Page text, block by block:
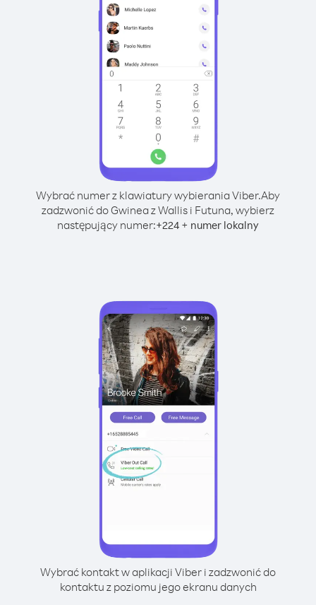
Wybrać numer z klawiatury wybierania Viber.Aby
zadzwonić do Gwinea z Wallis i Futuna, wybierz
następujący numer:+224 + numer lokalny
Wybrać kontakt w aplikacji Viber i zadzwonić do
kontaktu z poziomu jego ekranu danych